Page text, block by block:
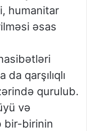
humanitar
əsas
qarşılıqlı
qurulub.
və
bir-birinin